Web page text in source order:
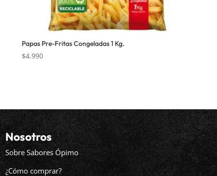
Papas Pre-Fritas Congeladas 1 Kg.
$4.990
Nosotros
Sobre Sabores Ópimo
¿Cómo comprar?